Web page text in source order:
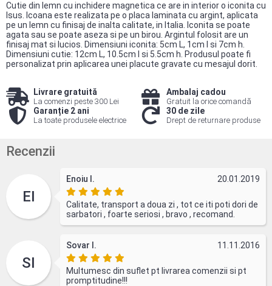
Cutie din lemn cu inchidere magnetica ce are in interior o iconita cu
Isus. Icoana este realizata pe o placa laminata cu argint, aplicata
pe un lemn cu finisaj de inalta calitate, in Italia. Iconita se poate
agata sau se poate aseza si pe un birou. Argintul folosit are un
finisaj mat si lucios. Dimensiuni iconita: 5cm L, 1cm l si 7cm h.
Dimensiuni cutie: 12cm L, 10.5cm l si 5.5cm h. Produsul poate fi
personalizat prin aplicarea unei placute gravate cu mesajul dorit.
Livrare gratuită
La comenzi peste 300 Lei
Ambalaj cadou
Gratuit la orice comandă
Garanție 2 ani
La toate produsele electrice
30 de zile
Drept de returnare produse
Recenzii
EI
Enoiu I. 20.01.2019
Calitate, transport a doua zi , tot ce iti poti dori de
sarbatori , foarte seriosi , bravo , recomand.
SI
Sovar I. 11.11.2016
Multumesc din suflet pt livrarea comenzii si pt
promptitudine!!!